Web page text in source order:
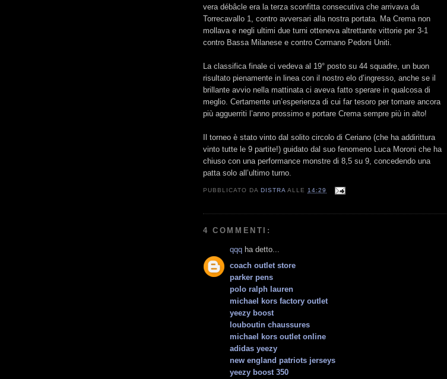
vera débâcle era la terza sconfitta consecutiva che arrivava da
Torrecavallo 1, contro avversari alla nostra portata. Ma Crema non
mollava e negli ultimi due turni otteneva altrettante vittorie per 3-1
contro Bassa Milanese e contro Cormano Pedoni Uniti.
La classifica finale ci vedeva al 19° posto su 44 squadre, un buon
risultato pienamente in linea con il nostro elo d’ingresso, anche se il
brillante avvio nella mattinata ci aveva fatto sperare in qualcosa di
meglio. Certamente un’esperienza di cui far tesoro per tornare ancora
più agguerriti l’anno prossimo e portare Crema sempre più in alto!
Il torneo è stato vinto dal solito circolo di Ceriano (che ha addirittura
vinto tutte le 9 partite!) guidato dal suo fenomeno Luca Moroni che ha
chiuso con una performance monstre di 8,5 su 9, concedendo una
patta solo all’ultimo turno.
PUBBLICATO DA DISTRA ALLE14:29
4 COMMENTI:
qqq ha detto...
coach outlet store
parker pens
polo ralph lauren
michael kors factory outlet
yeezy boost
louboutin chaussures
michael kors outlet online
adidas yeezy
new england patriots jerseys
yeezy boost 350